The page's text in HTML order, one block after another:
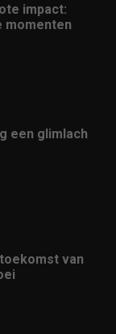
impact:
momenten
een glimlach
van